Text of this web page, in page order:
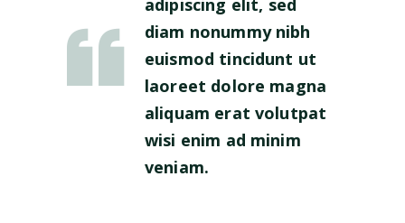
adipiscing elit, sed
diam nonummy nibh
euismod tincidunt ut
laoreet dolore magna
aliquam erat volutpat
wisi enim ad minim
veniam.